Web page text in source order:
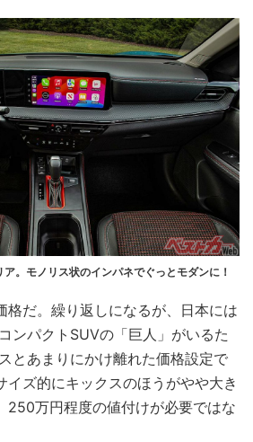
。モノリス状のインパネでぐっとモダンに！
だ。繰り返しになるが、日本には
ンパクトSUVの「巨人」がいるた
とあまりにかけ離れた価格設定で
イズ的にキックスのほうがやや大き
250万円程度の値付けが必要ではな